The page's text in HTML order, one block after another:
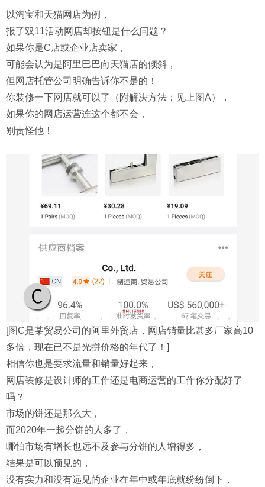
以淘宝和天猫网店为例，
报了双11活动网店却按钮是什么问题？
如果你是C店或企业店卖家，
可能会认为是阿里巴巴向天猫店的倾斜，
但网店托管公司明确告诉你不是的！
你装修一下网店就可以了（附解决方法：见上图A），
如果你的网店运营连这个都不会，
别责怪他！
[图C是某贸易公司的阿里外贸店，网店销量比甚多厂家高10
多倍，现在已不是光拼价格的年代了！]
相信你也是要求流量和销量好起来，
网店装修是设计师的工作还是电商运营的工作你分配好了
吗？
市场的饼还是那么大，
而2020年一起分饼的人多了，
哪怕市场有增长也远不及参与分饼的人增得多，
结果是可以预见的，
没有实力和没有远见的企业在年中或年底就纷纷倒下，